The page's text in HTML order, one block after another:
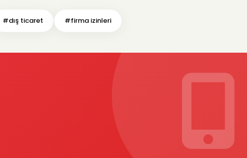
#dış ticaret #firma izinleri